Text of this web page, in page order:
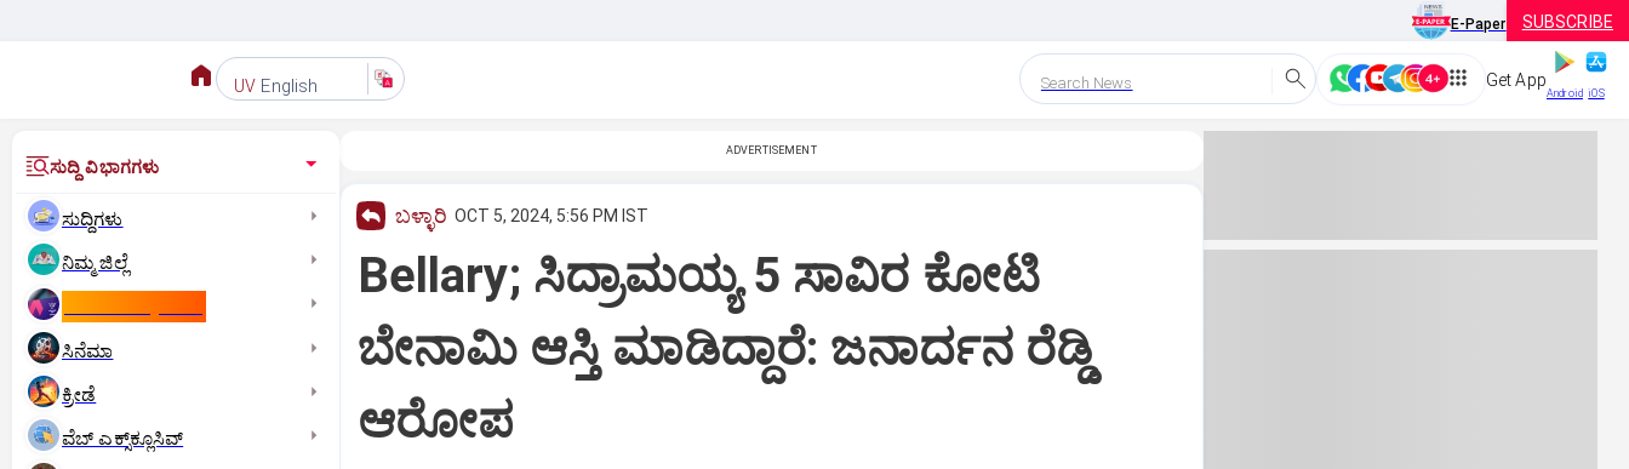
E-Paper SUBSCRIBE
UV English Search News Get App
Android iOS
ಸುದ್ದಿ ವಿಭಾಗಗಳು
ಸುದ್ದಿಗಳು
ನಿಮ್ಮ ಜಿಲ್ಲೆ
ಸಿನೆಮಾ
ಕ್ರೀಡೆ
ವೆಬ್ ಎಕ್ಸ್‌ಕ್ಲೂಸಿವ್
ADVERTISEMENT
ಬಳ್ಳಾರಿ OCT 5, 2024, 5:56 PM IST
Bellary; ಸಿದ್ರಾಮಯ್ಯ 5 ಸಾವಿರ ಕೋಟಿ
ಬೇನಾಮಿ ಆಸ್ತಿ ಮಾಡಿದ್ದಾರೆ: ಜನಾರ್ದನ ರೆಡ್ಡಿ
ಆರೋಪ